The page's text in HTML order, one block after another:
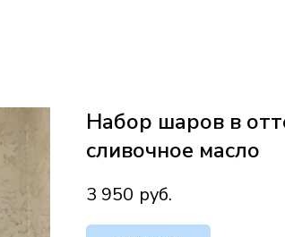
Набор шаров в
сливочное масло
3 950 руб.